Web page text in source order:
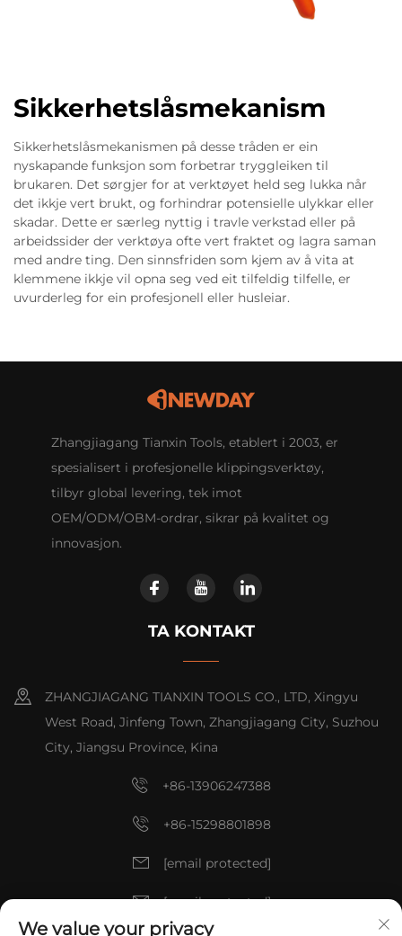
Sikkerhetslåsmekanism
Sikkerhetslåsmekanismen på desse tråden er ein
nyskapande funksjon som forbetrar tryggleiken til
brukaren. Det sørgjer for at verktøyet held seg lukka når
det ikkje vert brukt, og forhindrar potensielle ulykkar eller
skadar. Dette er særleg nyttig i travle verkstad eller på
arbeidssider der verktøya ofte vert fraktet og lagra saman
med andre ting. Den sinnsfriden som kjem av å vita at
klemmene ikkje vil opna seg ved eit tilfeldig tilfelle, er
uvurderleg for ein profesjonell eller husleiar.
Zhangjiagang Tianxin Tools, etablert i 2003, er
spesialisert i profesjonelle klippingsverktøy,
tilbyr global levering, tek imot
OEM/ODM/OBM-ordrar, sikrar på kvalitet og
innovasjon.
TA KONTAKT
ZHANGJIAGANG TIANXIN TOOLS CO., LTD, Xingyu
West Road, Jinfeng Town, Zhangjiagang City, Suzhou
City, Jiangsu Province, Kina
+86-13906247388
+86-15298801898
[email protected]
[email protected]
We value your privacy